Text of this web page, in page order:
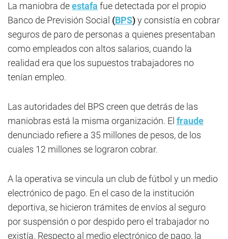
La maniobra deestafa fue detectada por el propio
Banco de Previsión Social (BPS)y consistía en cobrar
seguros de paro de personas a quienes presentaban
como empleados con altos salarios, cuando la
realidad era que los supuestos trabajadores no
tenían empleo.
Las autoridades del BPS creen que detrás de las
maniobras está la misma organización. El fraude
denunciado refiere a 35 millones de pesos, de los
cuales 12 millones se lograron cobrar.
A la operativa se vincula un club de fútbol y un medio
electrónico de pago. En el caso de la institución
deportiva, se hicieron trámites de envíos al seguro
por suspensión o por despido pero el trabajador no
existía. Respecto al medio electrónico de pago, la